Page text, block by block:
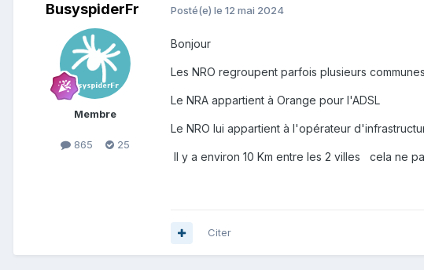
BusyspiderFr
Membre
865 25
Posté(e) le 12 mai 2024
Bonjour
Les NRO regroupent parfois plusieurs
Le NRA appartient à Orange pour l'ADSL
Le NRO lui appartient à l'opérateur
Il y a environ 10 Km entre les 2 villes cela ne
Citer